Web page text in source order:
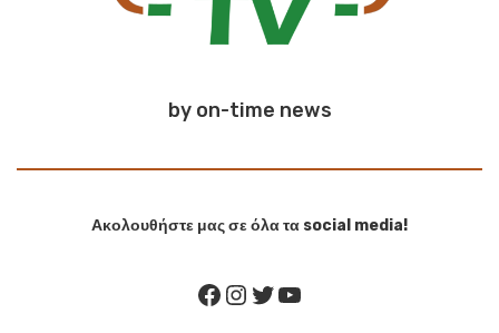
by on-time news
Ακολουθήστε μας σε όλα τα social media!